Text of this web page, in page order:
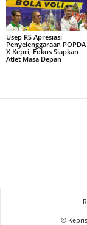
Usep RS Apresiasi
Penyelenggaraan POPDA
X Kepri, Fokus Siapkan
Atlet Masa Depan
©